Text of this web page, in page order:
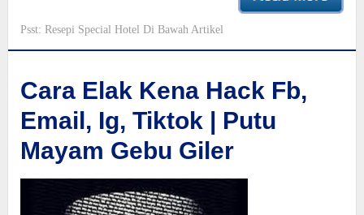
Psst: Resepi Special Hotel Di Bawah Artikel
Cara Elak Kena Hack Fb,
Email, Ig, Tiktok | Putu
Mayam Gebu Giler